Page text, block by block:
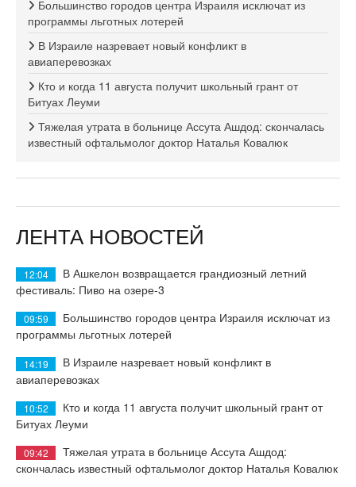
Большинство городов центра Израиля исключат из
программы льготных лотерей
В Израиле назревает новый конфликт в
авиаперевозках
Кто и когда 11 августа получит школьный грант от
Битуах Леуми
Тяжелая утрата в больнице Ассута Ашдод: скончалась
известный офтальмолог доктор Наталья Ковалюк
ЛЕНТА НОВОСТЕЙ
12:04
В Ашкелон возвращается грандиозный летний
фестиваль: Пиво на озере-3
09:59
Большинство городов центра Израиля исключат из
программы льготных лотерей
14:19
В Израиле назревает новый конфликт в
авиаперевозках
10:52
Кто и когда 11 августа получит школьный грант от
Битуах Леуми
09:42
Тяжелая утрата в больнице Ассута Ашдод:
скончалась известный офтальмолог доктор Наталья Ковалюк